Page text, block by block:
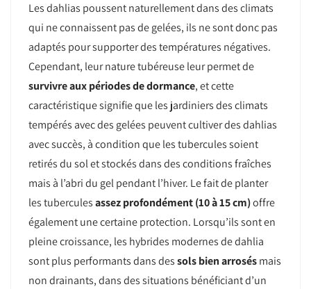
Les dahlias poussent naturellement dans des climats
qui ne connaissent pas de gelées, ils ne sont donc pas
adaptés pour supporter des températures négatives.
Cependant, leur nature tubéreuse leur permet de
survivre aux périodes de dormance, et cette
caractéristique signifie que les jardiniers des climats
tempérés avec des gelées peuvent cultiver des dahlias
avec succès, à condition que les tubercules soient
retirés du sol et stockés dans des conditions fraîches
mais à l’abri du gel pendant l’hiver. Le fait de planter
les tuberculesassez profondément (10 à 15 cm)offre
également une certaine protection. Lorsqu’ils sont en
pleine croissance, les hybrides modernes de dahlia
sont plus performants dans dessols bien arrosésmais
non drainants, dans des situations bénéficiant d’un